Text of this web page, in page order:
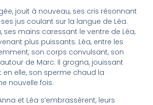
jouit à nouveau, ses cris résonnant
jus coulant sur la langue de Léa.
ses mains caressant le ventre de Léa,
plus puissants. Léa, entre les
son corps convulsant, son
de Marc. Il grogna, jouissant
elle, son sperme chaud la
nouvelle fois.
et Léa s’embrassèrent, leurs